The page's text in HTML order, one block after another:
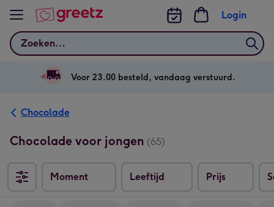
Bekijk meer
Zoeken
Login
Voor 23.00 besteld, vandaag verstuurd.
Chocolade
Chocolade voor jongen (65)
Moment Leeftijd Prijs